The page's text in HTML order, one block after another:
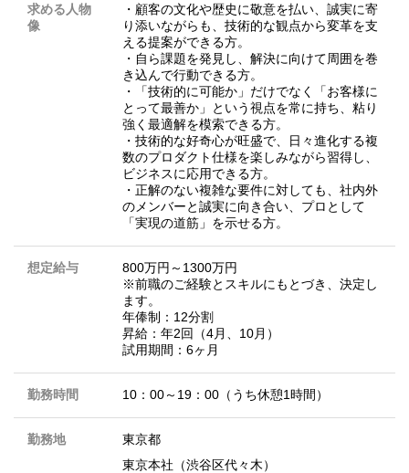
求める人物
像
・顧客の文化や歴史に敬意を払い、誠実に寄
り添いながらも、技術的な観点から変革を支
える提案ができる方。
・自ら課題を発見し、解決に向けて周囲を巻
き込んで行動できる方。
・「技術的に可能か」だけでなく「お客様に
とって最善か」という視点を常に持ち、粘り
強く最適解を模索できる方。
・技術的な好奇心が旺盛で、日々進化する複
数のプロダクト仕様を楽しみながら習得し、
ビジネスに応用できる方。
・正解のない複雑な要件に対しても、社内外
のメンバーと誠実に向き合い、プロとして
「実現の道筋」を示せる方。
想定給与
800万円～1300万円
※前職のご経験とスキルにもとづき、決定し
ます。
年俸制：12分割
昇給：年2回（4月、10月）
試用期間：6ヶ月
勤務時間 10：00～19：00（うち休憩1時間）
勤務地
東京都
東京本社（渋谷区代々木）